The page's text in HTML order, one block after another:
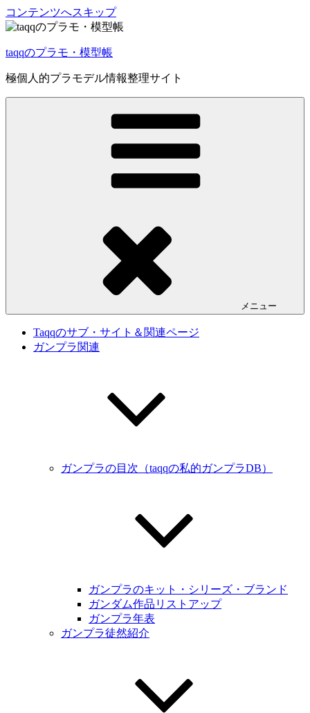
コンテンツへスキップ
taqqのプラモ・模型帳
極個人的プラモデル情報整理サイト
メニュー
Taqqのサブ・サイト＆関連ページ
ガンプラ関連
ガンプラの目次（taqqの私的ガンプラDB）
ガンプラのキット・シリーズ・ブランド
ガンダム作品リストアップ
ガンプラ年表
ガンプラ徒然紹介